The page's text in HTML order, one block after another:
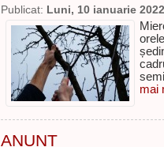
Publicat: Luni, 10 ianuarie 2022
mai
ANUNȚ